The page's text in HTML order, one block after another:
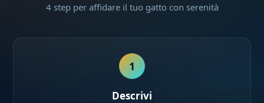
4 step per affidare il tuo gatto con serenità
1
Descrivi